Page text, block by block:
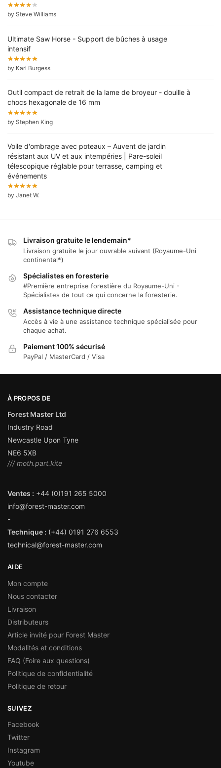
by Steve Williams
Ultimate Saw Horse - Support de bûches à usage
intensif
by Karl Burgess
Outil compact de retrait de la lame de broyeur - douille à
chocs hexagonale de 16 mm
by Stephen King
Voile d'ombrage avec poteaux – Auvent de jardin
résistant aux UV et aux intempéries | Pare-soleil
télescopique réglable pour terrasse, camping et
événements
by Janet W.
Livraison gratuite le lendemain*
Livraison gratuite le jour ouvrable suivant (Royaume-Uni
continental*)
Spécialistes en foresterie
#Première entreprise forestière du Royaume-Uni -
Spécialistes de tout ce qui concerne la foresterie.
Assistance technique directe
Accès à vie à une assistance technique spécialisée pour
chaque achat.
Paiement 100% sécurisé
PayPal / MasterCard / Visa
À PROPOS DE
Forest Master Ltd
Industry Road
Newcastle Upon Tyne
NE6 5XB
/// moth.part.kite
Ventes : +44 (0)191 265 5000
info@forest-master.com
-
Technique : (+44) 0191 276 6553
technical@forest-master.com
AIDE
Mon compte
Nous contacter
Livraison
Distributeurs
Article invité pour Forest Master
Modalités et conditions
FAQ (Foire aux questions)
Politique de confidentialité
Politique de retour
SUIVEZ
Facebook
Twitter
Instagram
Youtube